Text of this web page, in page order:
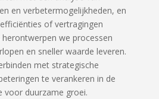
en verbetermogelijkheden, en
of vertragingen
we processen
en sneller waarde leveren.
met strategische
te verankeren in de
voor duurzame groei.